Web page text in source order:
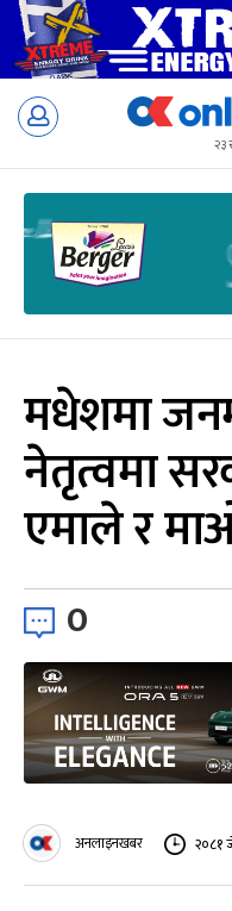
Skip
२३
मधेशमा
नेतृत्वमा
एमाले र
0
अनलाइनखबर २०८१